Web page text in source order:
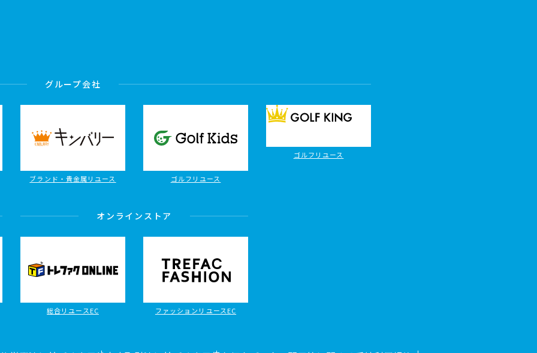
グループ会社
ブランド・貴金属リユース ゴルフリユース
ゴルフリユース
オンラインストア
総合リユースEC ファッションリユースEC